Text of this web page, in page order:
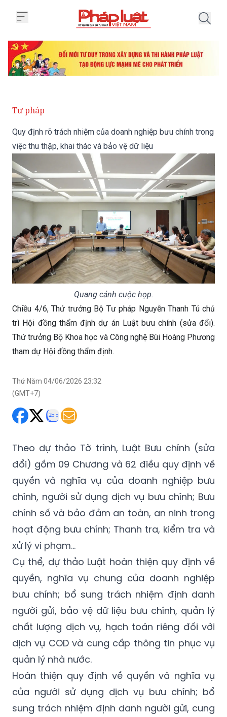
Tư pháp
Quy định rõ trách nhiệm của doanh nghiệp bưu chính trong
việc thu thập, khai thác và bảo vệ dữ liệu
Quang cảnh cuộc họp.
Chiều 4/6, Thứ trưởng Bộ Tư pháp Nguyễn Thanh Tú chủ
trì Hội đồng thẩm định dự án Luật bưu chính (sửa đổi).
Thứ trưởng Bộ Khoa học và Công nghệ Bùi Hoàng Phương
tham dự Hội đồng thẩm định.
Thứ Năm 04/06/2026 23:32
(GMT+7)
Theo dự thảo Tờ trình, Luật Bưu chính (sửa
đổi) gồm 09 Chương và 62 điều quy định về
quyền và nghĩa vụ của doanh nghiệp bưu
chính, người sử dụng dịch vụ bưu chính; Bưu
chính số và bảo đảm an toàn, an ninh trong
hoạt động bưu chính; Thanh tra, kiểm tra và
xử lý vi phạm…
Cụ thể, dự thảo Luật hoàn thiện quy định về
quyền, nghĩa vụ chung của doanh nghiệp
bưu chính; bổ sung trách nhiệm định danh
người gửi, bảo vệ dữ liệu bưu chính, quản lý
chất lượng dịch vụ, hạch toán riêng đối với
dịch vụ COD và cung cấp thông tin phục vụ
quản lý nhà nước.
Hoàn thiện quy định về quyền và nghĩa vụ
của người sử dụng dịch vụ bưu chính; bổ
sung trách nhiệm định danh người gửi, cung